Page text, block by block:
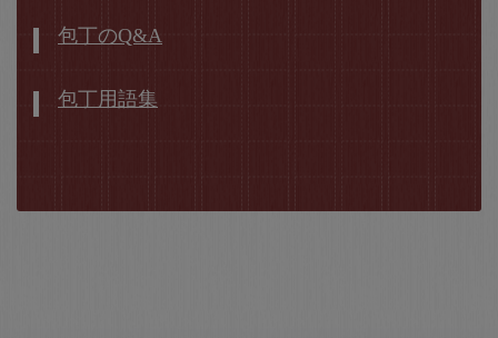
包丁のQ&A
包丁用語集